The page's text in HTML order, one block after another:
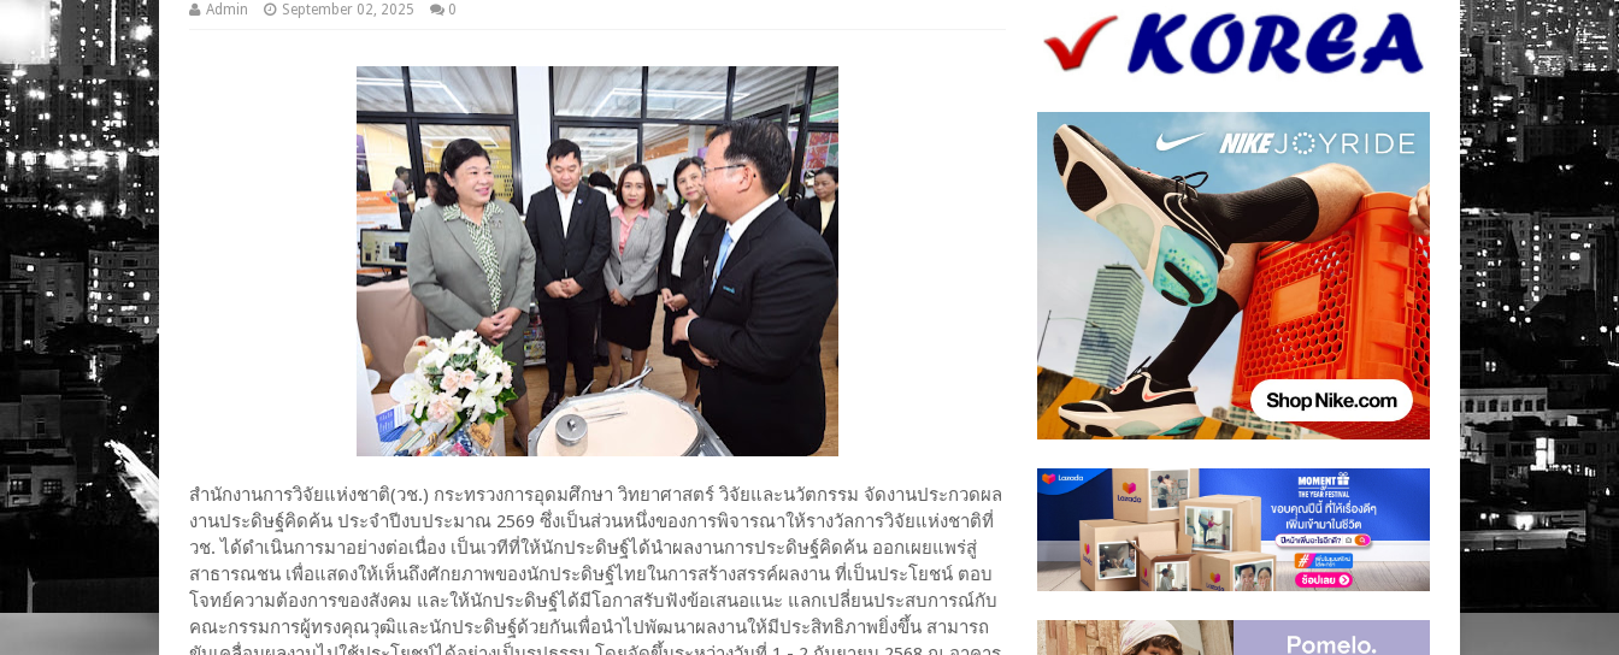
Admin September 02, 2025 0
สำนักงานการวิจัยแห่งชาติ(วช.) กระทรวงการอุดมศึกษา วิทยาศาสตร์ วิจัยและนวัตกรรม จัดงานประกวดผล
งานประดิษฐ์คิดค้น ประจำปีงบประมาณ 2569 ซึ่งเป็นส่วนหนึ่งของการพิจารณาให้รางวัลการวิจัยแห่งชาติที่
วช. ได้ดำเนินการมาอย่างต่อเนื่อง เป็นเวทีที่ให้นักประดิษฐ์ได้นำผลงานการประดิษฐ์คิดค้น ออกเผยแพร่สู่
สาธารณชน เพื่อแสดงให้เห็นถึงศักยภาพของนักประดิษฐ์ไทยในการสร้างสรรค์ผลงาน ที่เป็นประโยชน์ ตอบ
โจทย์ความต้องการของสังคม และให้นักประดิษฐ์ได้มีโอกาสรับฟังข้อเสนอแนะ แลกเปลี่ยนประสบการณ์กับ
คณะกรรมการผู้ทรงคุณวุฒิและนักประดิษฐ์ด้วยกันเพื่อนำไปพัฒนาผลงานให้มีประสิทธิภาพยิ่งขึ้น สามารถ